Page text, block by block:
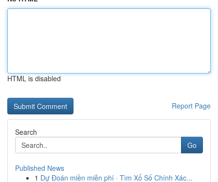
HTML is disabled
Report Page
Search
Go
Published News
1 Dự Đoán miền miễn phí · Tìm Xổ Số Chính Xác...